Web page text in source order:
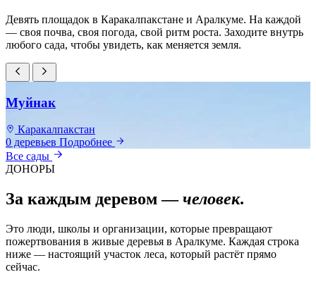
Девять площадок в Каракалпакстане и Аралкуме. На каждой
— своя почва, своя погода, свой ритм роста. Заходите внутрь
любого сада, чтобы увидеть, как меняется земля.
Муйнак
Каракалпакстан
0 деревьев Подробнее
Все сады
ДОНОРЫ
За каждым деревом —человек.
Это люди, школы и организации, которые превращают
пожертвования в живые деревья в Аралкуме. Каждая строка
ниже — настоящий участок леса, который растёт прямо
сейчас.